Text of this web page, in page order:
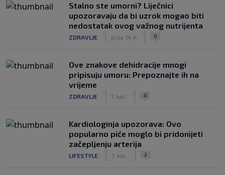
Stalno ste umorni? Liječnici
upozoravaju da bi uzrok mogao biti
nedostatak ovog važnog nutrijenta
ZDRAVLJE prije 14 h 0
Ove znakove dehidracije mnogi
pripisuju umoru: Prepoznajte ih na
vrijeme
ZDRAVLJE 7. kol. 0
Kardiologinja upozorava: Ovo
popularno piće moglo bi pridonijeti
začepljenju arterija
LIFESTYLE 7. kol. 2